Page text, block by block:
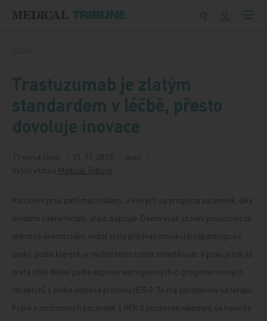
Trastuzumab je zlatým
standardem v léčbě, přesto
dovoluje inovace
11 minut čtení 11. 11. 2013
mon
Vyšlo v titulu Medical Tribune
Karcinom prsu patří mezi nádory, u kterých se prognóza pacientek, díky
moderní cílené terapii, stále zlepšuje. Dávno však již není považován za
jednotné onemocnění, neboť stále přibývají molekulárněpatologické
znaky, podle kterých je možné tento tumor stratifikovat. V praxi je tak již
zcela vžité dělení podle exprese estrogenových či progesteronových
receptorů a podle exprese proteinu HER‑2. To má zásadní vliv na terapii.
Právě o možnostech pacientek s HER‑2 pozitivním nádorem se hovořilo